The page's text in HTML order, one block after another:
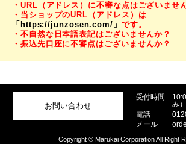
・URL（アドレス）に不審な点はございませ
・当ショップのURL（アドレス）は
「https://junzosen.com/」 です。
・不自然な日本語表記はございませんか？
・振込先口座に不審点はございませんか？
お問い合わせ
受付時間
み）
電話
メール
Copyright © Marukai Corporation All Right